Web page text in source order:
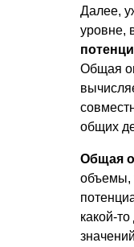
Далее,
уровне,
Общая
общих
Общая
объемы,
какой-